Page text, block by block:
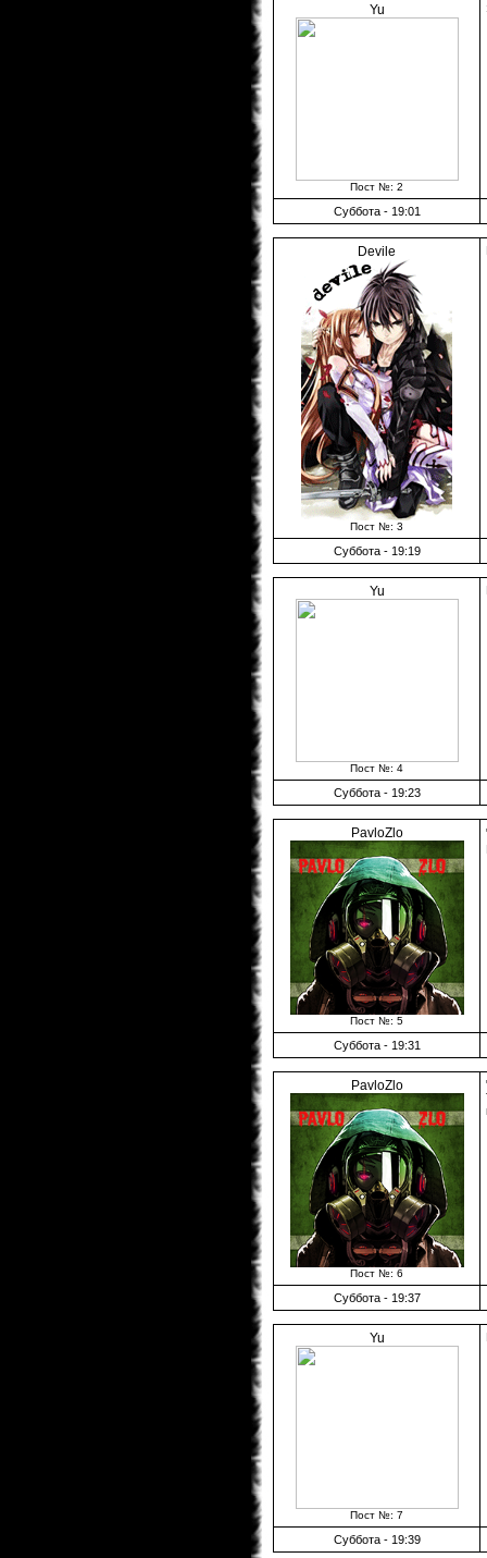
Yu
Пост №: 2
Суббота - 19:01
Devile
Пост №: 3
Суббота - 19:19
Yu
Пост №: 4
Суббота - 19:23
PavloZlo
Пост №: 5
Суббота - 19:31
PavloZlo
Пост №: 6
Суббота - 19:37
Yu
Пост №: 7
Суббота - 19:39